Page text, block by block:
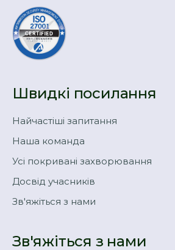
Швидкі посилання
Найчастіші запитання
Наша команда
Усі покривані захворювання
Досвід учасників
Зв'яжіться з нами
Зв'яжіться з нами